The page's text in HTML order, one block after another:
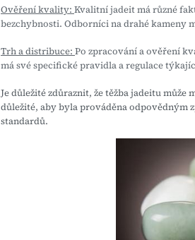
Ověření kvality: Kvalitní jadeit má různé
bezchybnosti. Odborníci na drahé kameny
Trh a distribuce: Po zpracování a ověření
má své specifické pravidla a regulace
Je důležité zdůraznit, že těžba jadeitu
důležité, aby byla prováděna odpovědným
standardů.